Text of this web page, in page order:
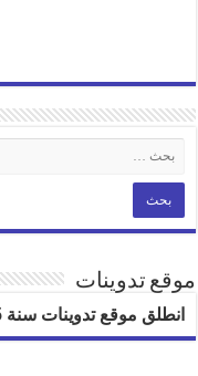
موقع تدوينات
انطلق موقع تدوينات سنة 2015